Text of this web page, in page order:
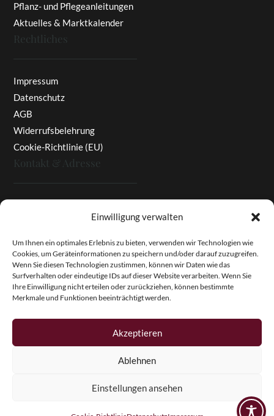
Einwilligung verwalten
Um Ihnen ein optimales Erlebnis zu bieten, verwenden wir Technologien wie
Cookies, um Geräteinformationen zu speichern und/oder darauf zuzugreifen.
Wenn Sie diesen Technologien zustimmen, können wir Daten wie das
Surfverhalten oder eindeutige IDs auf dieser Website verarbeiten. Wenn Sie
Ihre Einwilligung nicht erteilen oder zurückziehen, können bestimmte
Merkmale und Funktionen beeinträchtigt werden.
Akzeptieren
Ablehnen
Einstellungen ansehen
Pflanz- und Pflegeanleitungen
Aktuelles & Marktkalender
Rechtliches
Impressum
Datenschutz
AGB
Widerrufsbelehrung
Cookie-Richtlinie (EU)
Kontakt & Adresse
Heinz Enzinger-Panitz
Aussergernwallen 3
94166 Stubenberg
Deutschland
Tel.:+49 (0)8574 - 91 97 79
info@pfingstrosen.eu
Copyright © 2026 Magic Garden Paeonies. Rottaler